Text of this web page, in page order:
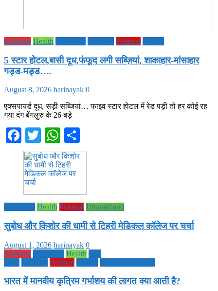
Business Health Political
5 स्टार होटल,बासी दूध,फंफूद लगी सब्ज़ियां, शाकाहार-मांसाहार
गड्ड-मड्ड….
August 8, 2026 harinayak 0
एक्सपायर्ड दूध, सड़ी सब्जियां… फाइव स्टार होटल में रेड पड़ी तो हर कोई रह
गया दंग बेंगलुरु के 26 बड़े
Facebook
TwitterWhatsApp
Health Political Uttarakhand
सुबोध और किशोर की धामी से टिहरी मेडिकल कॉलेज पर चर्चा
August 1, 2026 harinayak 0
Business
Health
Political
भारत में मानवीय कृत्रिम गर्भाशय की लागत क्या आती है?